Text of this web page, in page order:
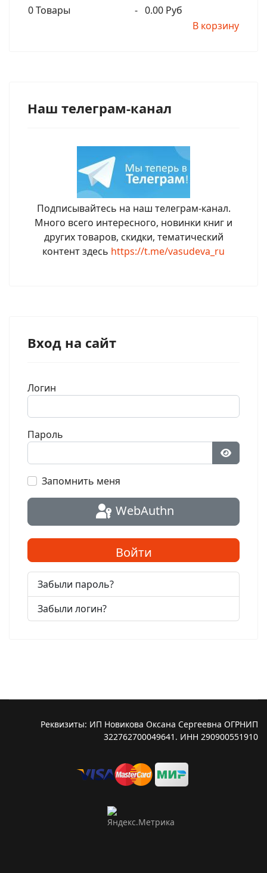
0Товары - 0.00 Руб
В корзину
Наш телеграм-канал
Подписывайтесь на наш телеграм-канал.
Много всего интересного, новинки книг и
других товаров, скидки, тематический
контент здесь https://t.me/vasudeva_ru
Вход на сайт
Логин
Пароль
Запомнить меня
WebAuthn
Войти
Забыли пароль?
Забыли логин?
Реквизиты: ИП Новикова Оксана Сергеевна ОГРНИП
322762700049641. ИНН 290900551910